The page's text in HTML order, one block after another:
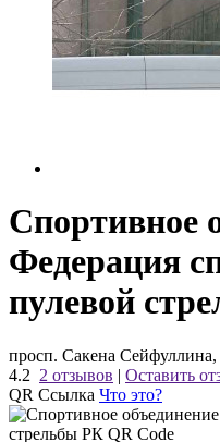
Спортивное
Федерация
пулевой
просп. Сакена
4.2 2 отзывов | Оставить
QR Ссылка Что это?